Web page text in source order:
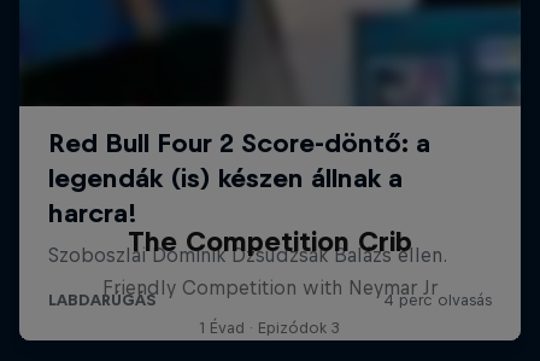
The Competition Crib
Friendly Competition with Neymar Jr
1 Évad · Epizódok 3